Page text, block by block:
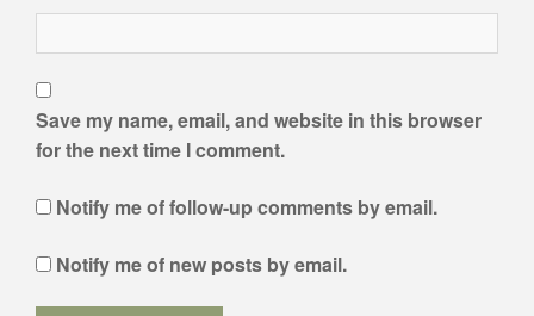
Save my name, email, and website in this browser
for the next time I comment.
Notify me of follow-up comments by email.
Notify me of new posts by email.